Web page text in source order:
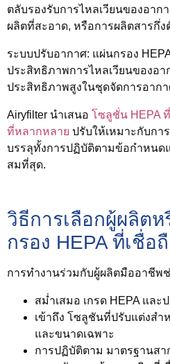
ตลับรองรับการไหลเวียนของอาก
ผลิตที่สะอาด, หรือการผลิตสารกึ่ง
ระบบปรับอากาศ: แผ่นกรอง
ประสิทธิภาพการไหลเวียนของอ
ประสิทธิภาพสูงในชุดจัดการอาก
Airyfilter นำเสนอ โซลูชั่น HEPA
ที่หลากหลาย ปรับให้เหมาะกับกา
บรรลุทั้งการปฏิบัติตามข้อกำหนด
สมที่สุด.
วิธีการเลือกผู้ผลิต
กรอง HEPA ที่เชื่อ
การทำงานร่วมกับผู้ผลิตมืออาชีพ
สม่ำเสมอ เกรด HEPA และ
เข้าถึง โซลูชันที่ปรับแต่งสำ
และขนาดเฉพาะ
การปฏิบัติตาม มาตรฐานสา